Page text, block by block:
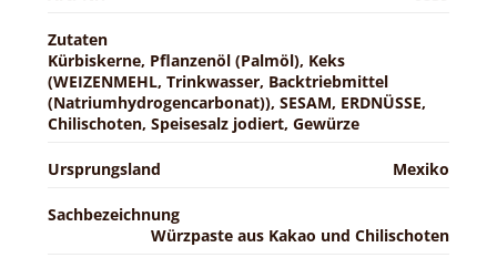
Zutaten
Kürbiskerne, Pflanzenöl (Palmöl), Keks
(WEIZENMEHL, Trinkwasser, Backtriebmittel
(Natriumhydrogencarbonat)), SESAM, ERDNÜSSE,
Chilischoten, Speisesalz jodiert, Gewürze
Ursprungsland Mexiko
Sachbezeichnung
Würzpaste aus Kakao und Chilischoten